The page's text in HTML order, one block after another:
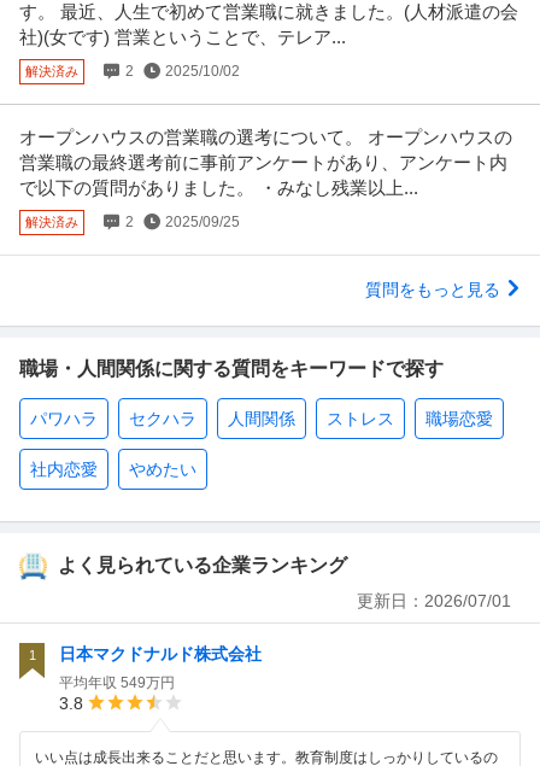
す。 最近、人生で初めて営業職に就きました。(人材派遣の会
社)(女です) 営業ということで、テレア...
解決済み 2 2025/10/02
オープンハウスの営業職の選考について。 オープンハウスの
営業職の最終選考前に事前アンケートがあり、アンケート内
で以下の質問がありました。 ・みなし残業以上...
解決済み 2 2025/09/25
質問をもっと見る
職場・人間関係に関する質問をキーワードで探す
パワハラ セクハラ 人間関係 ストレス 職場恋愛
社内恋愛 やめたい
よく見られている企業ランキング
更新日： 2026/07/01
1 日本マクドナルド株式会社
平均年収 549万円
3.8
いい点は成長出来ることだと思います。教育制度はしっかりしているの